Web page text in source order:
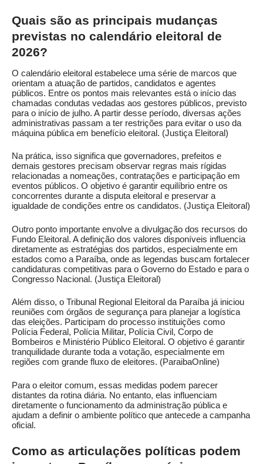
Quais são as principais mudanças
previstas no calendário eleitoral de
2026?
O calendário eleitoral estabelece uma série de marcos que
orientam a atuação de partidos, candidatos e agentes
públicos. Entre os pontos mais relevantes está o início das
chamadas condutas vedadas aos gestores públicos, previsto
para o início de julho. A partir desse período, diversas ações
administrativas passam a ter restrições para evitar o uso da
máquina pública em benefício eleitoral. (Justiça Eleitoral)
Na prática, isso significa que governadores, prefeitos e
demais gestores precisam observar regras mais rígidas
relacionadas a nomeações, contratações e participação em
eventos públicos. O objetivo é garantir equilíbrio entre os
concorrentes durante a disputa eleitoral e preservar a
igualdade de condições entre os candidatos. (Justiça Eleitoral)
Outro ponto importante envolve a divulgação dos recursos do
Fundo Eleitoral. A definição dos valores disponíveis influencia
diretamente as estratégias dos partidos, especialmente em
estados como a Paraíba, onde as legendas buscam fortalecer
candidaturas competitivas para o Governo do Estado e para o
Congresso Nacional. (Justiça Eleitoral)
Além disso, o Tribunal Regional Eleitoral da Paraíba já iniciou
reuniões com órgãos de segurança para planejar a logística
das eleições. Participam do processo instituições como
Polícia Federal, Polícia Militar, Polícia Civil, Corpo de
Bombeiros e Ministério Público Eleitoral. O objetivo é garantir
tranquilidade durante toda a votação, especialmente em
regiões com grande fluxo de eleitores. (ParaibaOnline)
Para o eleitor comum, essas medidas podem parecer
distantes da rotina diária. No entanto, elas influenciam
diretamente o funcionamento da administração pública e
ajudam a definir o ambiente político que antecede a campanha
oficial.
Como as articulações políticas podem